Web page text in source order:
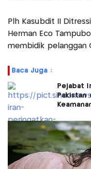
Plh Kasubdit II
Herman Eco
membidik pelanggan
Baca Juga :
Pejabat
Pakistan